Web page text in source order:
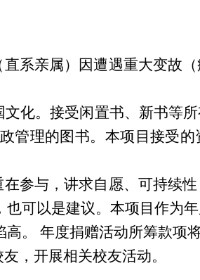
系亲属）因遭遇重大变故
化。接受闲置书、新书等
管理的图书。本项目接受
参与，讲求自愿、可持续
可以是建议。本项目作为
。 年度捐赠活动所筹款项
，开展相关校友活动。